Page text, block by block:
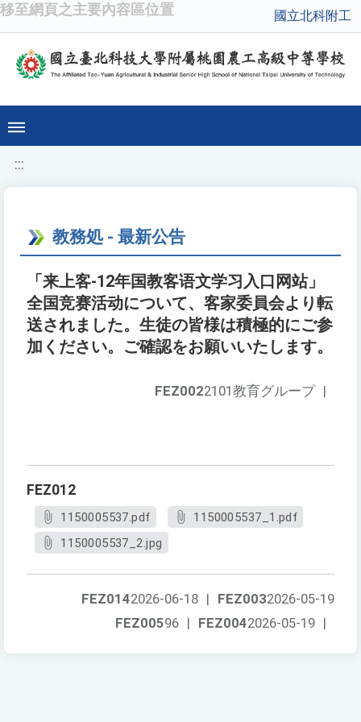
移至網頁之主要內容區位置 國立北科附工
:::
教務処 - 最新公告
「来上客-12年国教客语文学习入口网站」
全国竞赛活动について、客家委員会より転
送されました。生徒の皆様は積極的にご参
加ください。ご確認をお願いいたします。
FEZ0022101教育グループ |
FEZ012
1150005537.pdf
1150005537_1.pdf
1150005537_2.jpg
FEZ0032026-05-19
FEZ0142026-06-18 |
FEZ0042026-05-19 |
FEZ00596 |